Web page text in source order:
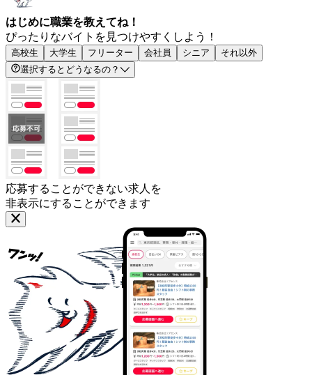
はじめに職業を教えてね！
ぴったりなバイトを見つけやすくしよう！
高校生 大学生 フリーター 会社員 シニア
それ以外
選択するとどうなるの？
応募することができない求人を
非表示にすることができます